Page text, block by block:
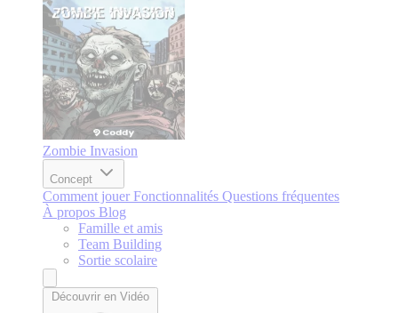
Zombie Invasion
Concept
Comment jouer Fonctionnalités Questions fréquentes
À propos Blog
Famille et amis
Team Building
Sortie scolaire
Découvrir en Vidéo